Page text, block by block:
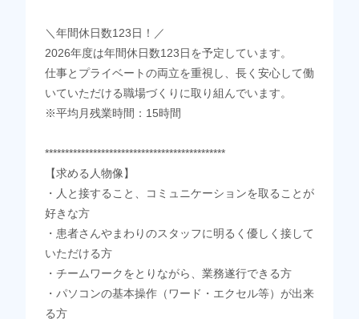
＼年間休日数123日！／
2026年度は年間休日数123日を予定しています。
仕事とプライベートの両立を重視し、長く安心して働
いていただける職場づくりに取り組んでいます。
※平均月残業時間：15時間
*********************************************
【求める人物像】
・人と接すること、コミュニケーションを取ることが
好きな方
・患者さんやまわりのスタッフに明るく優しく接して
いただける方
・チームワークをとりながら、業務遂行できる方
・パソコンの基本操作（ワード・エクセル等）が出来
る方